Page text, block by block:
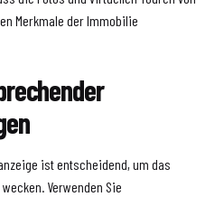
Merkmale der Immobilie
ist entscheidend, um das
Verwenden Sie